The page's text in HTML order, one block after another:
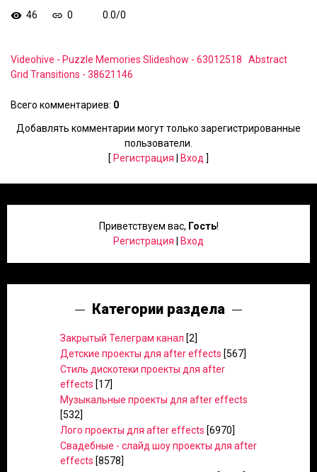
46 0 0.0/0
Videohive - Puzzle Memories Slideshow - 63012518
Abstract
Grid Transitions - 38621146
Всего комментариев: 0
Добавлять комментарии могут только зарегистрированные
пользователи.
[ Регистрация Вход ]
Приветствуем вас, Гость!
Регистрация
Вход
Категории раздела
Закрытый Телеграм канал [2]
Детские проекты для after effects [567]
Стиль дискотеки проекты для after
effects [17]
Музыкальные проекты для after effects
[532]
Лого проекты для after effects [6970]
Свадебные - слайд шоу проекты для after
effects [8578]